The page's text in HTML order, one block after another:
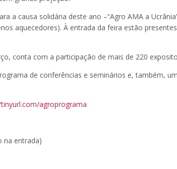
a causa solidária deste ano –“Agro AMA a
aquecedores). À entrada da feira estão
conta com a participação de mais de 220
de conferências e seminários e, também,
agroprograma
na entrada)